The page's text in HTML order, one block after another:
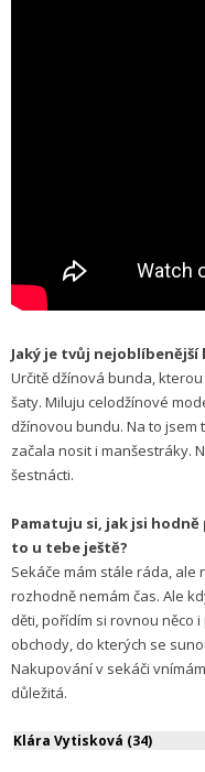
Jaký je tvůj nejoblíbenější
Určitě džínová bunda,
šaty. Miluju celodžínové
džínovou bundu. Na to jsem
začala nosit i manšestráky.
šestnácti.
Pamatuju si, jak jsi
to u tebe ještě?
Sekáče mám stále ráda, ale
rozhodně nemám čas. Ale
děti, pořídím si rovnou něco
obchody, do kterých se
Nakupování v sekáči
důležitá.
Klára Vytisková (34)